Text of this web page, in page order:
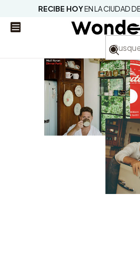
RECIBE HOYEN LA CIUDAD